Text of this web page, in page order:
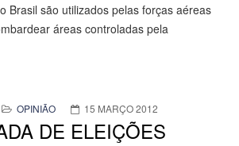
Brasil são utilizados pelas forças aéreas
áreas controladas pela
OPINIÃO 15 MARÇO 2012
DE ELEIÇÕES